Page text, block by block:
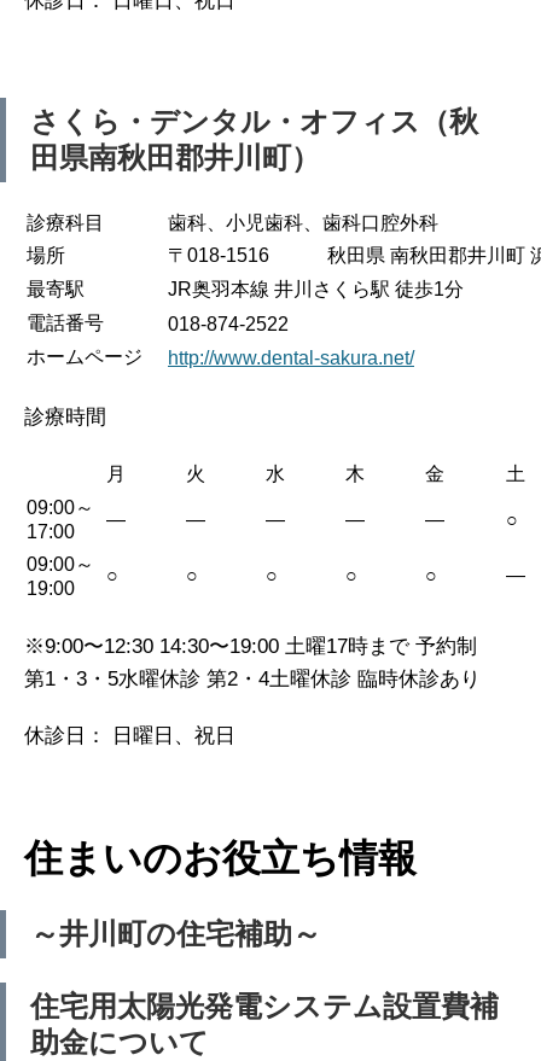
さくら・デンタル・オフィス（秋
田県南秋田郡井川町）
診療科目
歯科、小児歯科、歯科口腔外科
場所
〒018-1516 秋田県 南秋田郡井川町
最寄駅
JR奥羽本線 井川さくら駅 徒歩1分
電話番号
018-874-2522
ホームページ
http://www.dental-sakura.net/
診療時間
月 火 水 木 金
土
09:00～
17:00
— — — — — ○
09:00～
19:00
○ ○ ○ ○ ○ —
※9:00〜12:30 14:30〜19:00 土曜17時まで 予約制
第1・3・5水曜休診 第2・4土曜休診 臨時休診あり
休診日： 日曜日、祝日
住まいのお役立ち情報
～井川町の住宅補助～
住宅用太陽光発電システム設置費補
助金について